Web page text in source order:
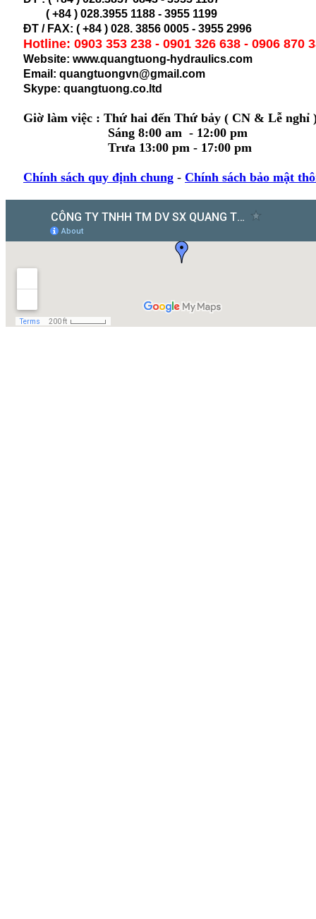
( +84 ) 028.3955 1188 - 3955 1199
ĐT / FAX: ( +84 ) 028. 3856 0005 - 3955 2996
Hotline: 0903 353 238 - 0901 326 638 - 0906 870
Website: www.quangtuong-hydraulics.com
Email: quangtuongvn@gmail.com
Skype: quangtuong.co.ltd
Giờ làm việc : Thứ hai đến Thứ bảy ( CN & Lễ nghỉ
Sáng 8:00 am - 12:00 pm
Trưa 13:00 pm - 17:00 pm
Chính sách quy định chung - Chính sách bảo mật